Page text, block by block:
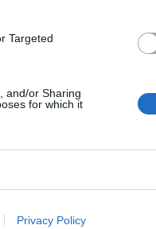
Targeted
and/or Sharing
for which it
Privacy Policy